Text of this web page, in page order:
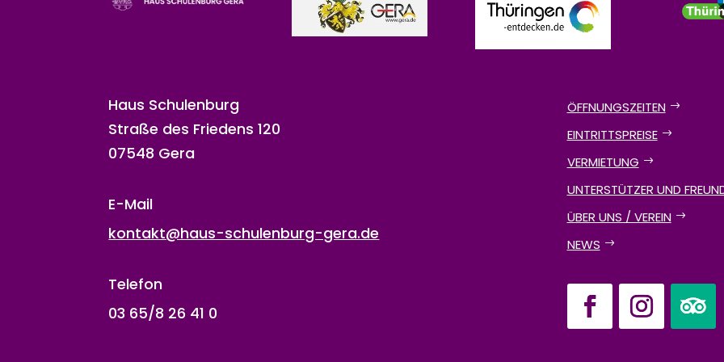
Haus Schulenburg
Straße des Friedens 120
07548 Gera
E-Mail
kontakt@haus-schulenburg-gera.de
Telefon
03 65/8 26 41 0
ÖFFNUNGSZEITEN
EINTRITTSPREISE
VERMIETUNG
UNTERSTÜTZER UND
ÜBER UNS / VEREIN
NEWS